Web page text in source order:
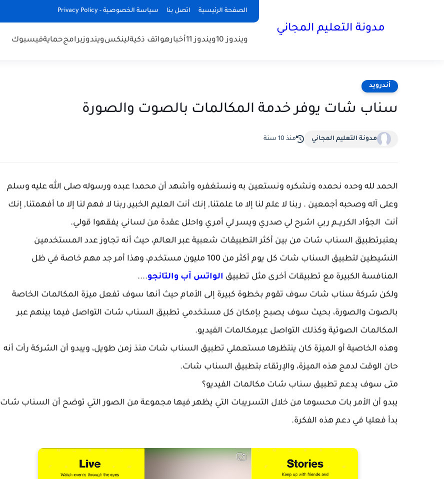
الصفحة الرئيسية اتصل بنا سياسة الخصوصية - Privacy Policy
مدونة التعليم المجاني
ويندوز 10 ويندوز 11 أخبارهواتف ذكيةلينكسويندوزبرامجحمايةفيسبوك
أندرويد
سناب شات يوفر خدمة المكالمات بالصوت والصورة
مدونة التعليم المجاني منذ 10 سنة
الحمد لله وحده نحمده ونشكره ونستعين به ونستغفره وأشهد أن محمدا عبده ورسوله صلى الله عليه وسلم
وعلى آله وصحبه أجمعين . ربنا لا علم لنا إلا ما علمتنا, إنك أنت العليم الخبير.ربنا لا فهم لنا إلا ما أفهمتنا, إنك
أنت الجوّاد الكريــم ربي اشرح لي صدري ويسر لي أمري واحلل عقدة من لساني يفقهوا قولي.
يعتبرتطبيق السناب شات من بين أكثر التطبيقات شعبية عبر العالم، حيث أنه تجاوز عدد المستخدمين
النشيطين لتطبيق السناب شات كل يوم أكثر من 100 مليون مستخدم، وهذا أمر جد مهم خاصة في ظل
المنافسة الكبيرة مع تطبيقات أخرى مثل تطبيق الواتس آب والتانجو....
ولكن شركة سناب شات سوف تقوم بخطوة كبيرة إلى الأمام حيث أنها سوف تفعل ميزة المكالمات الخاصة
بالصوت والصورة، بحيث سوف يصبح بإمكان كل مستخدمي تطبيق السناب شات التواصل فيما بينهم عبر
المكالمات الصوتية وكذلك التواصل عبرمكالمات الفيديو.
وهذه الخاصية أو الميزة كان ينتظرها مستعملي تطبيق السناب شات منذ زمن طويل، ويبدو أن الشركة رأت أنه
حان الوقت لدمج هذه الميزة، والإرتقاء بتطبيق السناب شات.
متى سوف يدعم تطبيق سناب شات مكالمات الفيديو؟
يبدو أن الأمر بات محسوما من خلال التسريبات التي يظهر فيها مجموعة من الصور التي توضح أن السناب شات
بدأ فعليا في دعم هذه الفكرة.